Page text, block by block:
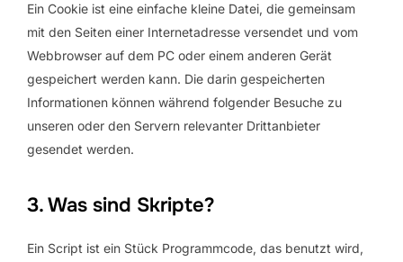
Ein Cookie ist eine einfache kleine Datei, die gemeinsam
mit den Seiten einer Internetadresse versendet und vom
Webbrowser auf dem PC oder einem anderen Gerät
gespeichert werden kann. Die darin gespeicherten
Informationen können während folgender Besuche zu
unseren oder den Servern relevanter Drittanbieter
gesendet werden.
3. Was sind Skripte?
Ein Script ist ein Stück Programmcode, das benutzt wird,